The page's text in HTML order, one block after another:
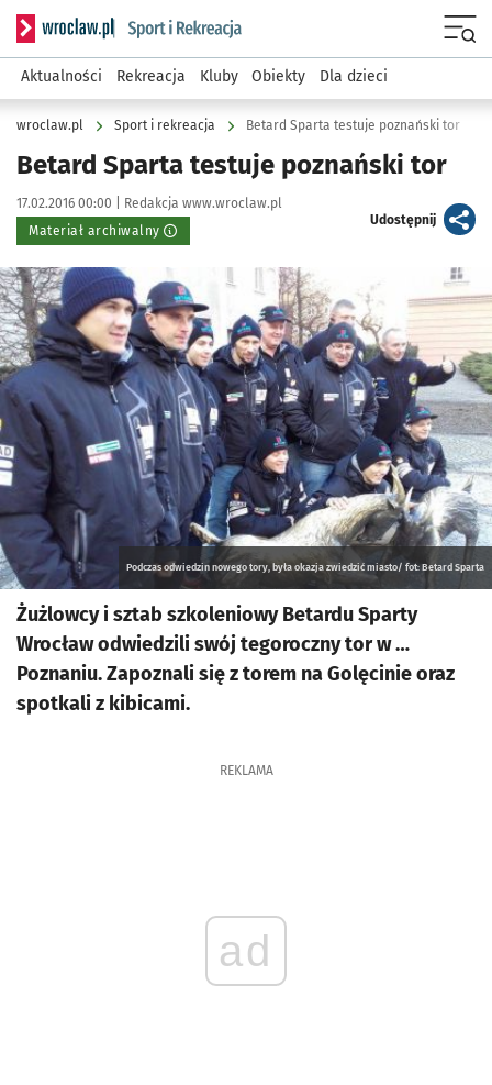
Serwis informacyjny wroclaw.pl podserwis: Sport i rekreacja
Aktualności Rekreacja Kluby Obiekty Dla dzieci
wroclaw.pl Sport i rekreacja Betard Sparta testuje poznański tor
Betard Sparta testuje poznański tor
Data publikacji:
17.02.2016 00:00 | Autor:
Redakcja www.wroclaw.pl
Materiał archiwalny
Udostępnijartykuł
Kliknij, aby powiększyć
Podczas odwiedzin nowego tory, była okazja zwiedzić miasto/ fot: Betard Sparta
Żużlowcy i sztab szkoleniowy Betardu Sparty
Wrocław odwiedzili swój tegoroczny tor w …
Poznaniu. Zapoznali się z torem na Golęcinie oraz
spotkali z kibicami.
REKLAMA
ad